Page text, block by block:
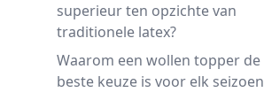
superieur ten opzichte van
traditionele latex?
Waarom een wollen topper de
beste keuze is voor elk seizoen